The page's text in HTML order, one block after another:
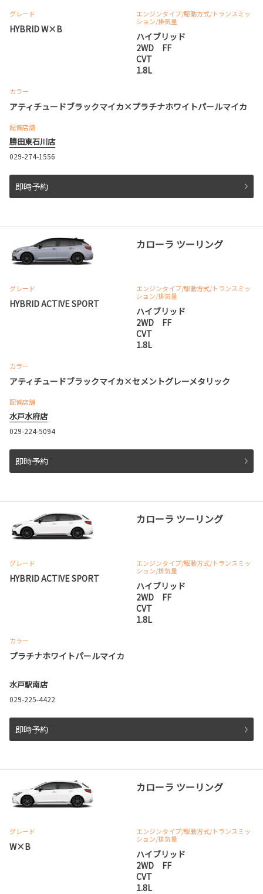
グレード
HYBRID W×B
エンジンタイプ/駆動方式/トランスミッ
ション/排気量
ハイブリッド
2WD FF
CVT
1.8L
カラー
アティチュードブラックマイカ×プラチナホワイトパールマイカ
配備店舗
勝田東石川店
029-274-1556
即時予約
カローラ ツーリング
グレード
HYBRID ACTIVE SPORT
エンジンタイプ/駆動方式/トランスミッ
ション/排気量
ハイブリッド
2WD FF
CVT
1.8L
カラー
アティチュードブラックマイカ×セメントグレーメタリック
配備店舗
水戸水府店
029-224-5094
即時予約
カローラ ツーリング
グレード
HYBRID ACTIVE SPORT
エンジンタイプ/駆動方式/トランスミッ
ション/排気量
ハイブリッド
2WD FF
CVT
1.8L
カラー
プラチナホワイトパールマイカ
水戸駅南店
029-225-4422
即時予約
カローラ ツーリング
グレード
W×B
エンジンタイプ/駆動方式/トランスミッ
ション/排気量
ハイブリッド
2WD FF
CVT
1.8L